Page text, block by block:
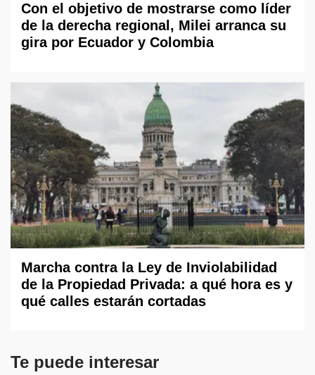
Con el objetivo de mostrarse como líder
de la derecha regional, Milei arranca su
gira por Ecuador y Colombia
Marcha contra la Ley de Inviolabilidad
de la Propiedad Privada: a qué hora es y
qué calles estarán cortadas
Te puede interesar